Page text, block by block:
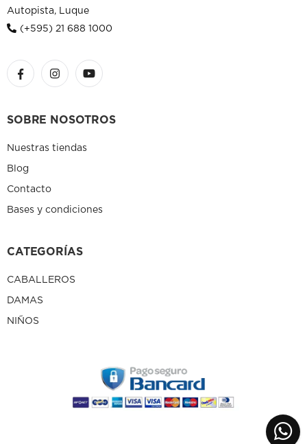
Autopista, Luque
(+595) 21 688 1000
SOBRE NOSOTROS
Nuestras tiendas
Blog
Contacto
Bases y condiciones
CATEGORÍAS
CABALLEROS
DAMAS
NIÑOS